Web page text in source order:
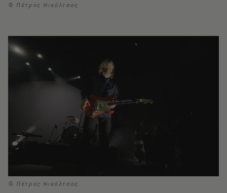
© Πέτρος Νικόλτσος
© Πέτρος Νικόλτσος